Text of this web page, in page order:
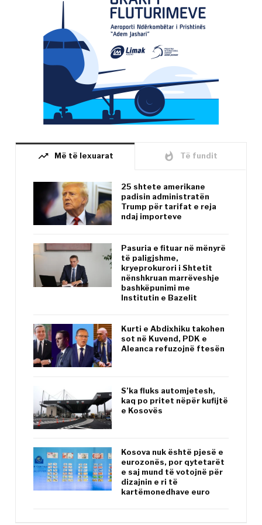
trending_up Më të lexuarat whatshot Të fundit
25 shtete amerikane
padisin administratën
Trump për tarifat e reja
ndaj importeve
Pasuria e fituar në mënyrë
të paligjshme,
kryeprokurori i Shtetit
nënshkruan marrëveshje
bashkëpunimi me
Institutin e Bazelit
Kurti e Abdixhiku takohen
sot në Kuvend, PDK e
Aleanca refuzojnë ftesën
S’ka fluks automjetesh,
kaq po pritet nëpër kufijtë
e Kosovës
Kosova nuk është pjesë e
eurozonës, por qytetarët
e saj mund të votojnë për
dizajnin e ri të
kartëmonedhave euro